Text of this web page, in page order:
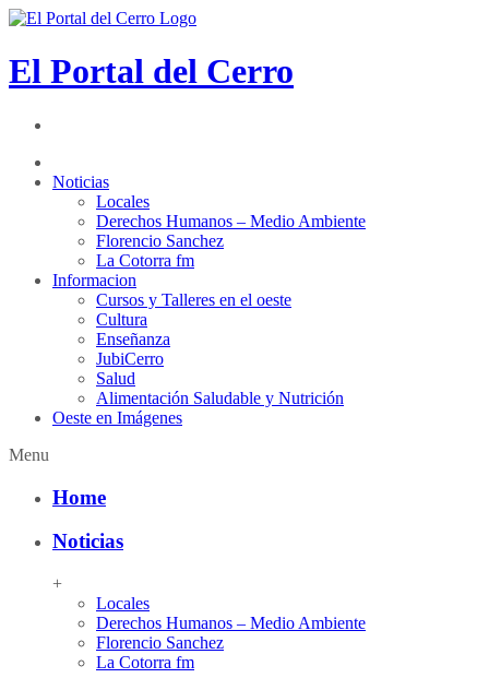
El Portal del Cerro
Noticias
Locales
Derechos Humanos – Medio Ambiente
Florencio Sanchez
La Cotorra fm
Informacion
Cursos y Talleres en el oeste
Cultura
Enseñanza
JubiCerro
Salud
Alimentación Saludable y Nutrición
Oeste en Imágenes
Menu
Home
Noticias
+
Locales
Derechos Humanos – Medio Ambiente
Florencio Sanchez
La Cotorra fm